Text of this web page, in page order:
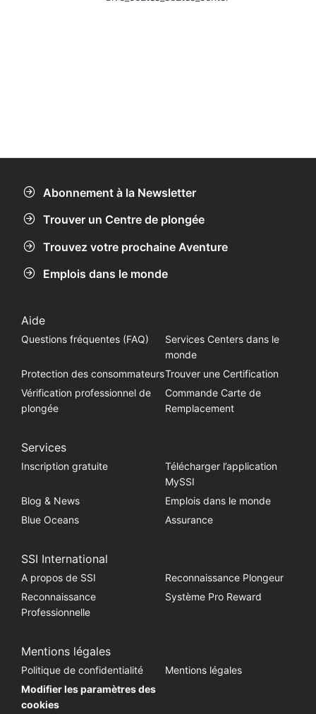
Abonnement à la Newsletter
Trouver un Centre de plongée
Trouvez votre prochaine Aventure
Emplois dans le monde
Aide
Questions fréquentes (FAQ)
Services Centers dans le
monde
Protection des consommateursTrouver une Certification
Vérification professionnel de
plongée
Commande Carte de
Remplacement
Services
Inscription gratuite
Télécharger l’application
MySSI
Blog & News
Emplois dans le monde
Blue Oceans
Assurance
SSI International
A propos de SSI
Reconnaissance Plongeur
Reconnaissance
Professionnelle
Système Pro Reward
Mentions légales
Politique de confidentialité
Mentions légales
Modifier les paramètres des
cookies